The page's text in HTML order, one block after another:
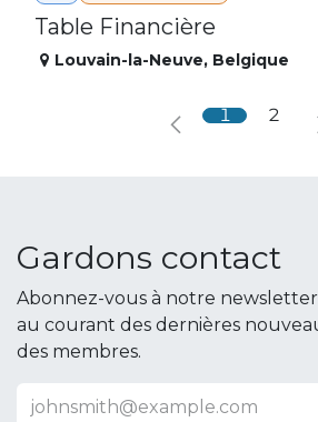
Table Financière
Louvain-la-Neuve, Belgique
1 2
Gardons contact
Abonnez-vous à notre
au courant des dernières
des membres.